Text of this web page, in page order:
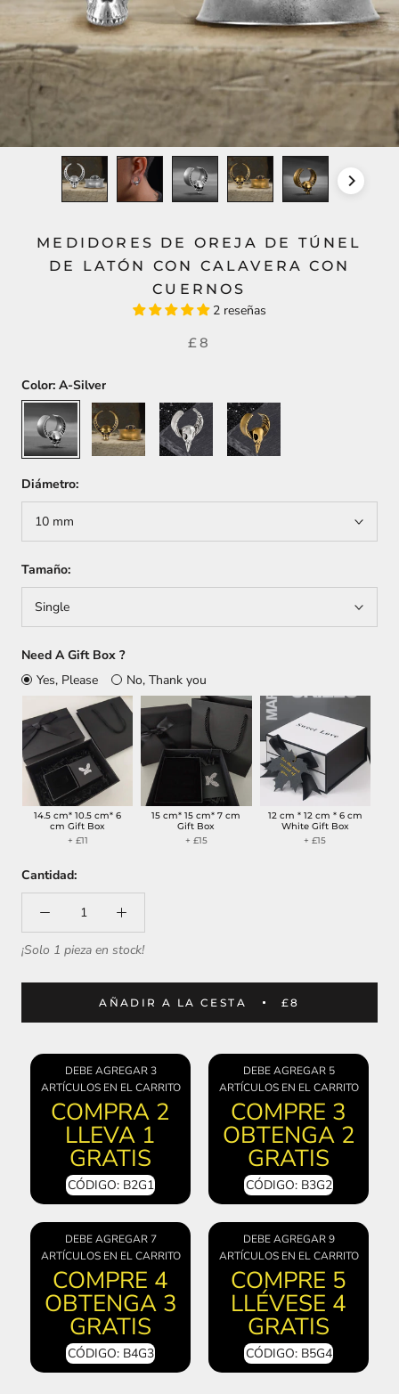
MEDIDORES DE OREJA DE TÚNEL
DE LATÓN CON CALAVERA CON
CUERNOS
2 reseñas
£8
Color: A-Silver
A-
Silver
A-
Gold
B-
Silver
B-
Gold
Diámetro:
10 mm
Tamaño:
Single
Need A Gift Box ?
Yes, Please
No, Thank you
14.5 cm* 10.5 cm* 6
cm Gift Box
+ £11
15 cm* 15 cm* 7 cm
Gift Box
+ £15
12 cm * 12 cm * 6 cm
White Gift Box
+ £15
Cantidad:
¡Solo 1 pieza en stock!
AÑADIR A LA CESTA £8
DEBE AGREGAR 3
ARTÍCULOS EN EL CARRITO
COMPRA 2
LLEVA 1
GRATIS
CÓDIGO: B2G1
DEBE AGREGAR 5
ARTÍCULOS EN EL CARRITO
COMPRE 3
OBTENGA 2
GRATIS
CÓDIGO: B3G2
DEBE AGREGAR 7
ARTÍCULOS EN EL CARRITO
COMPRE 4
OBTENGA 3
GRATIS
CÓDIGO: B4G3
DEBE AGREGAR 9
ARTÍCULOS EN EL CARRITO
COMPRE 5
LLÉVESE 4
GRATIS
CÓDIGO: B5G4